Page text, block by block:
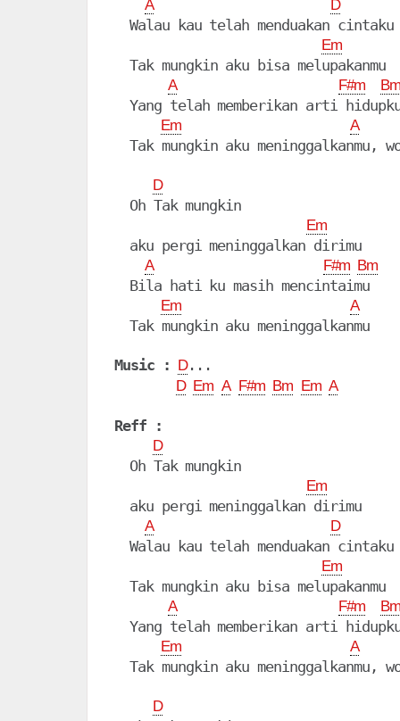
A D
  Walau kau telah menduakan cintaku
Em
  Tak mungkin aku bisa melupakanmu
A F#m Bm
Yang telah memberikan arti
Em A
Tak mungkin aku meninggalkanmu,
D
  Oh Tak mungkin
Em
  aku pergi meninggalkan dirimu
A F#m Bm
  Bila hati ku masih mencintaimu
Em A
  Tak mungkin aku meninggalkanmu
Music : D...
D Em A F#m Bm Em A
Reff :
D
  Oh Tak mungkin
Em
  aku pergi meninggalkan dirimu
A D
  Walau kau telah menduakan cintaku
Em
  Tak mungkin aku bisa melupakanmu
A F#m Bm
Yang telah memberikan arti
Em A
Tak mungkin aku meninggalkanmu,
D